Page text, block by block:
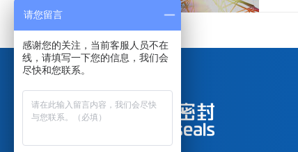
请您留言
感谢您的关注，当前客服人员不在
线，请填写一下您的信息，我们会
尽快和您联系。